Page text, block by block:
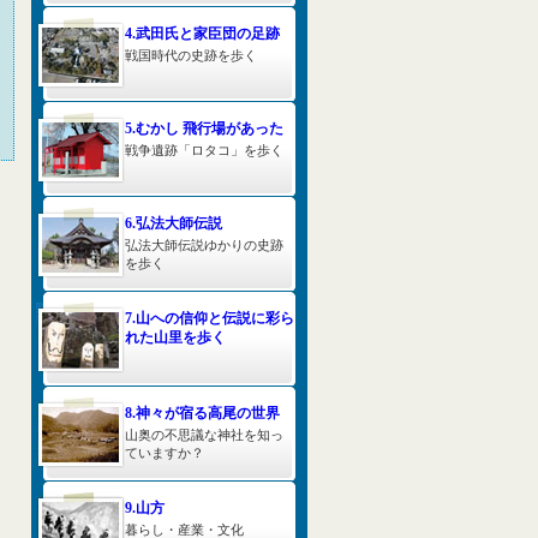
4.武田氏と家臣団の足跡
戦国時代の史跡を歩く
5.むかし 飛行場があった
戦争遺跡「ロタコ」を歩く
6.弘法大師伝説
弘法大師伝説ゆかりの史跡
を歩く
7.山への信仰と伝説に彩ら
れた山里を歩く
8.神々が宿る高尾の世界
山奥の不思議な神社を知っ
ていますか？
9.山方
暮らし・産業・文化